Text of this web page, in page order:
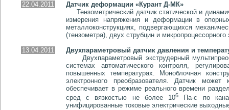
22.04.2011
Датчик деформации «Курант Д-МК»
Тензометрический датчик статической и
измерения напряжения и деформации в
металлоконструкциях, подвергающихся
(тензометра), двух струбцин и
13.04.2011
Двухпараметровый датчик давления и
Двухпараметровый экструдерный
системах автоматического контроля,
повышенных температурах. Моноблочная
электронного преобразователя. Датчик
обеспечивает в режиме реального времени
сред с вязкостью не более 106
Па-с по
унифицированные токовые электрические